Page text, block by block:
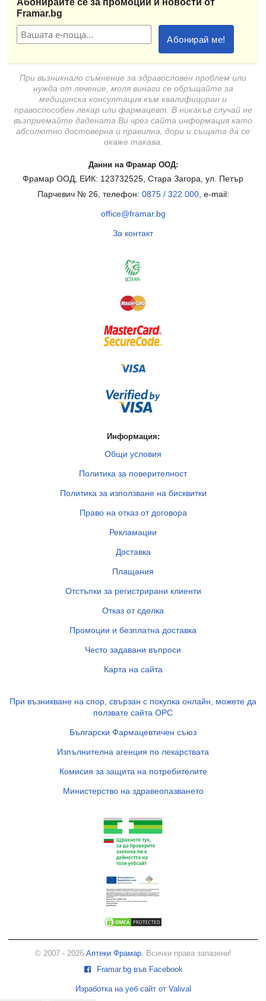
Абонирайте се за промоции и новости от
Framar.bg
При възникнало съмнение за здравословен проблем или
нужда от лечение, моля винаги се обръщайте за
медицинска консултация към квалифициран и
правоспособен лекар или фармацевт. В никакъв случай не
възприемайте дадената Ви чрез сайта информация като
абсолютно достоверна и правилна, дори и същата да се
окаже такава.
Данни на Фрамар ООД:
Фрамар ООД, ЕИК: 123732525, Стара Загора, ул. Петър
Парчевич № 26, телефон: 0875 / 322 000, e-mail:
office@framar.bg
За контакт
Информация:
Общи условия
Политика за поверителност
Политика за използване на бисквитки
Право на отказ от договора
Рекламации
Доставка
Плащания
Отстъпки за регистрирани клиенти
Отказ от сделка
Промоции и безплатна доставка
Често задавани въпроси
Карта на сайта
При възникване на спор, свързан с покупка онлайн, можете да
ползвате сайта ОРС
Български Фармацевтичен съюз
Изпълнителна агенция по лекарствата
Комисия за защита на потребителите
Министерство на здравеопазването
© 2007 - 2026 Аптеки Фрамар. Всички права запазени!
Framar.bg във Facebook
Изработка на уеб сайт от Valival